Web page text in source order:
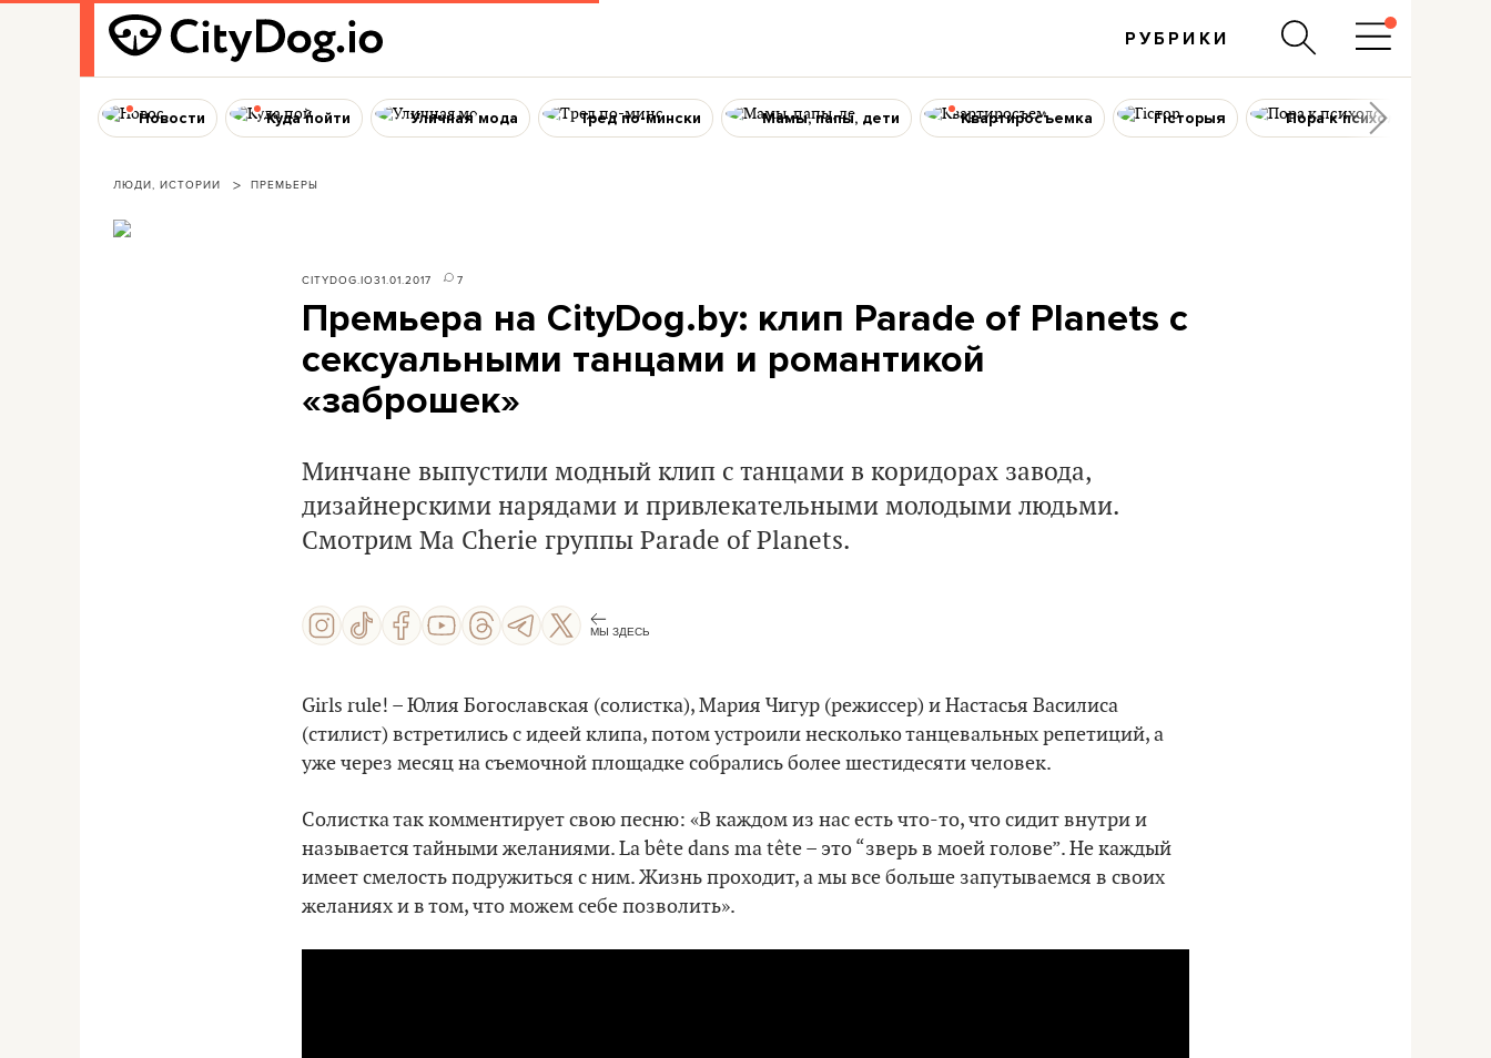
РУБРИКИ
Новости Куда пойти Уличная мода Тред по-мински Мамы, папы, дети Квартиросъемка Гісторыя Пора к психологу
ЛЮДИ, ИСТОРИИ ПРЕМЬЕРЫ
CITYDOG.IO31.01.2017 7
Премьера на CityDog.by: клип Parade of Planets с
сексуальными танцами и романтикой
«заброшек»
Минчане выпустили модный клип с танцами в коридорах завода,
дизайнерскими нарядами и привлекательными молодыми людьми.
Смотрим Ma Cherie группы Parade of Planets.
МЫ ЗДЕСЬ
Girls rule! – Юлия Богославская (солистка), Мария Чигур (режиссер) и Настасья Василиса
(стилист) встретились с идеей клипа, потом устроили несколько танцевальных репетиций, а
уже через месяц на съемочной площадке собрались более шестидесяти человек.
Солистка так комментирует свою песню: «В каждом из нас есть что-то, что сидит внутри и
называется тайными желаниями. La bête dans ma tête – это “зверь в моей голове”. Не каждый
имеет смелость подружиться с ним. Жизнь проходит, а мы все больше запутываемся в своих
желаниях и в том, что можем себе позволить».